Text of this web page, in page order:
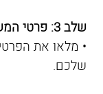
שלב 3: פרטי המשתתפים
• מלאו את
שלכם.